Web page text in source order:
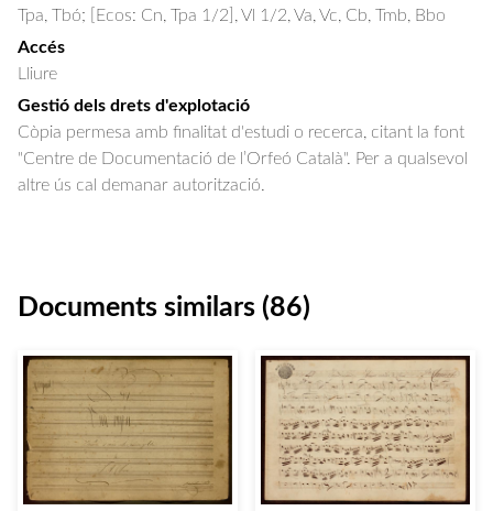
Tpa, Tbó; [Ecos: Cn, Tpa 1/2], Vl 1/2, Va, Vc, Cb, Tmb, Bbo
Accés
Lliure
Gestió dels drets d'explotació
Còpia permesa amb finalitat d'estudi o recerca, citant la font
"Centre de Documentació de l’Orfeó Català". Per a qualsevol
altre ús cal demanar autorització.
Documents similars (86)